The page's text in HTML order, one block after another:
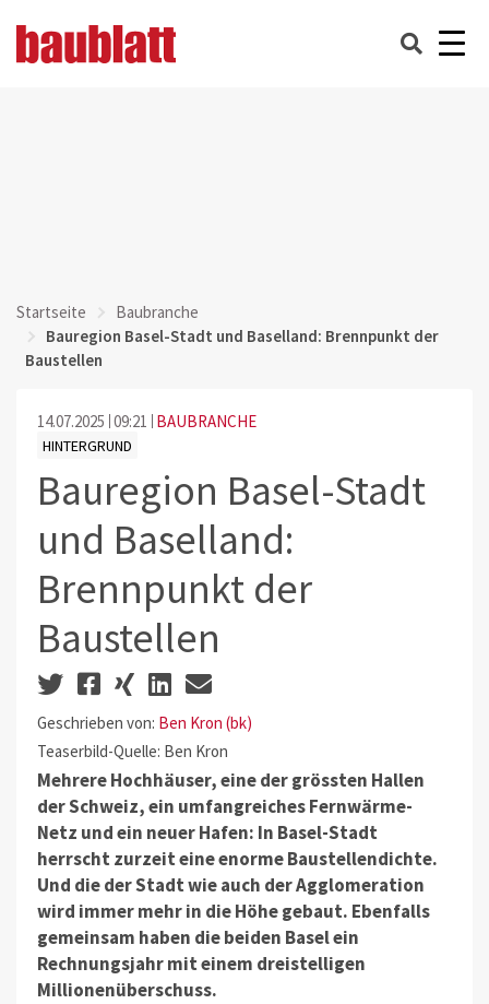
Startseite
Baubranche
Bauregion Basel-Stadt und Baselland: Brennpunkt der
Baustellen
14.07.2025 09:21 BAUBRANCHE
HINTERGRUND
Bauregion Basel-Stadt
und Baselland:
Brennpunkt der
Baustellen
Geschrieben von: Ben Kron (bk)
Teaserbild-Quelle: Ben Kron
Mehrere Hochhäuser, eine der grössten Hallen
der Schweiz, ein umfangreiches Fernwärme-
Netz und ein neuer Hafen: In Basel-Stadt
herrscht zurzeit eine enorme Baustellendichte.
Und die der Stadt wie auch der Agglomeration
wird immer mehr in die Höhe gebaut. Ebenfalls
gemeinsam haben die beiden Basel ein
Rechnungsjahr mit einem dreistelligen
Millionenüberschuss.